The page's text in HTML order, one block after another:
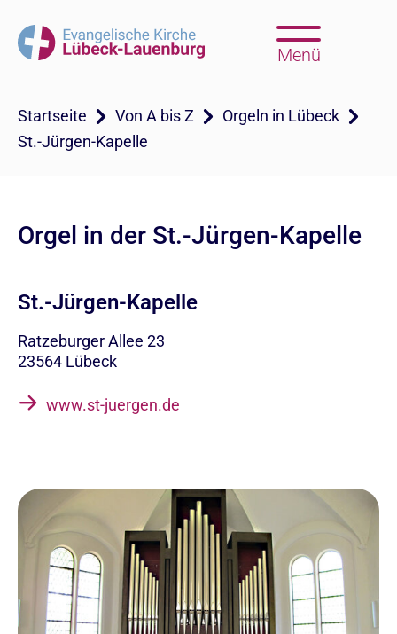
Menü
Startseite Von A bis Z
Orgeln in Lübeck
St.-Jürgen-Kapelle
Orgel in der St.-Jürgen-Kapelle
St.-Jürgen-Kapelle
Ratzeburger Allee 23
23564 Lübeck
www.st-juergen.de